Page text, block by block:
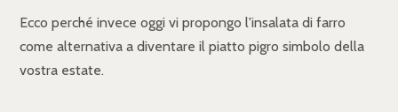
Ecco perché invece oggi vi propongo l'insalata di farro
come alternativa a diventare il piatto pigro simbolo della
vostra estate.